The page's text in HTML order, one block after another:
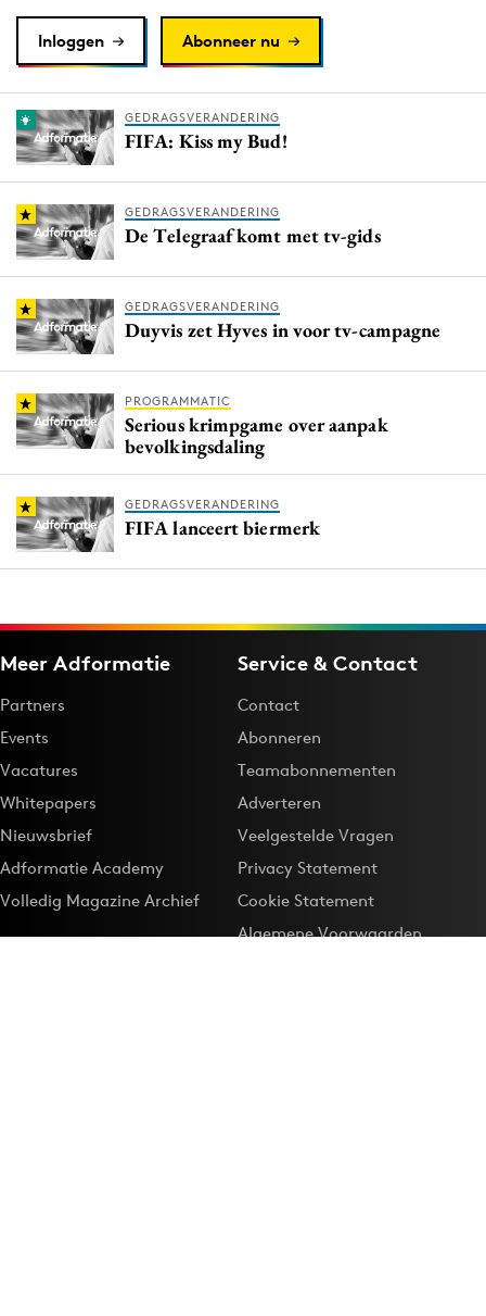
Reputatie & crisis
Inloggen Abonneer nu
GEDRAGSVERANDERING
FIFA: Kiss my Bud!
GEDRAGSVERANDERING
De Telegraaf komt met tv-gids
GEDRAGSVERANDERING
Duyvis zet Hyves in voor tv-campagne
PROGRAMMATIC
Serious krimpgame over aanpak
bevolkingsdaling
GEDRAGSVERANDERING
FIFA lanceert biermerk
Meer Adformatie
Partners
Events
Vacatures
Whitepapers
Nieuwsbrief
Adformatie Academy
Volledig Magazine Archief
Service & Contact
Contact
Abonneren
Teamabonnementen
Adverteren
Veelgestelde Vragen
Privacy Statement
Cookie Statement
Algemene Voorwaarden